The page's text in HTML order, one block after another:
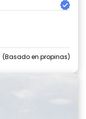
Basado en propinas